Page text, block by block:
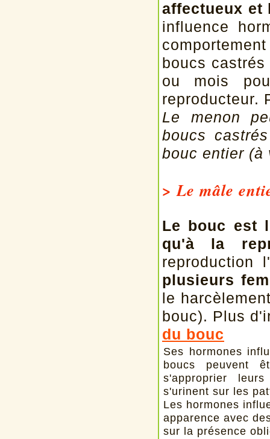
affectueux et
influence
boucs
ou mois
reproducteur.
Le menon
boucs
bouc entier (à
> Le mâle
Le bouc est
qu'à la
plusieurs
le
bouc). Plus
du bouc
Ses hormones
boucs peuvent
s'approprier
s'urinent sur les
Les hormones
apparence avec
sur la présence